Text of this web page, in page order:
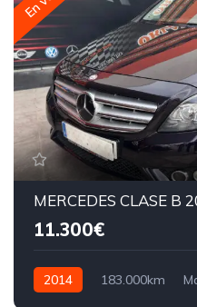
MERCEDES CLASE B
11.300€
2014 183.000km